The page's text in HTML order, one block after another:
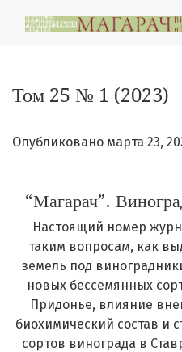
Том 25 № 1 (2023):
Том 25 № 1 (2023)
Опубликовано марта 23,
“Магарач”.
Настоящий номер
таким вопросам, как
земель под
новых бессемянных
Придонье, влияние
биохимический состав и
сортов винограда в